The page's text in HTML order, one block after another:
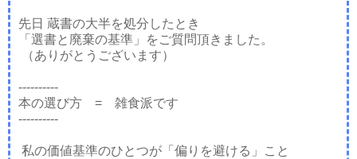
先日 蔵書の大半を処分したとき
「選書と廃棄の基準」をご質問頂きました。
（ありがとうございます）
----------
本の選び方 = 雑食派です
----------
私の価値基準のひとつが「偏りを避ける」こと